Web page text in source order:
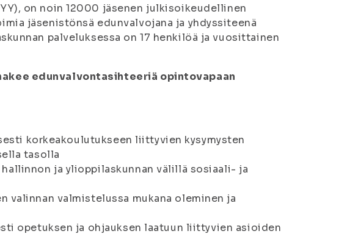
on noin 12000 jäsenen julkisoikeudellinen
jäsenistönsä edunvalvojana ja yhdyssiteenä
palveluksessa on 17 henkilöä ja vuosittainen
edunvalvontasihteeriä opintovapaan
korkeakoulutukseen liittyvien kysymysten
tasolla
ja ylioppilaskunnan välillä sosiaali- ja
valmistelussa mukana oleminen ja
opetuksen ja ohjauksen laatuun liittyvien asioiden